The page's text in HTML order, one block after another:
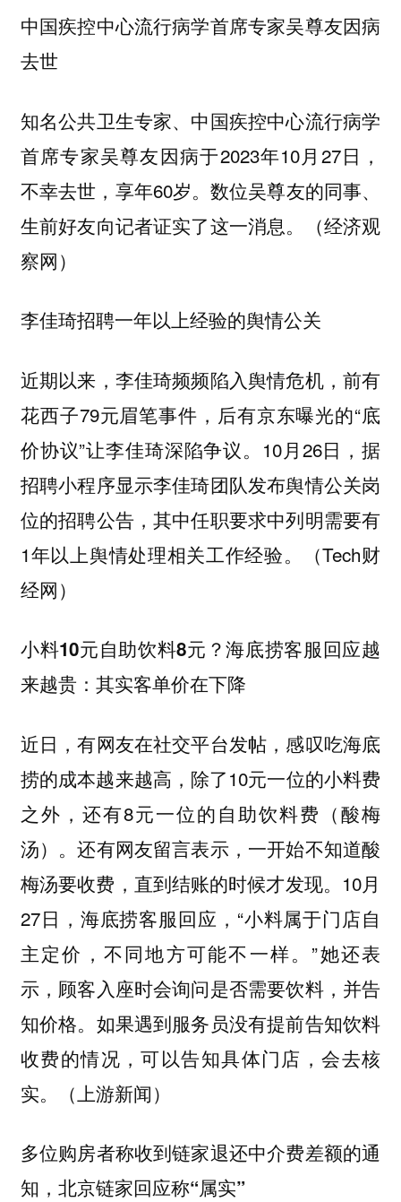
中国疾控中心流行病学首席专家吴尊友因病
去世
知名公共卫生专家、中国疾控中心流行病学
首席专家吴尊友因病于2023年10月27日，
不幸去世，享年60岁。数位吴尊友的同事、
生前好友向记者证实了这一消息。（经济观
察网）
李佳琦招聘一年以上经验的舆情公关
近期以来，李佳琦频频陷入舆情危机，前有
花西子79元眉笔事件，后有京东曝光的“底
价协议”让李佳琦深陷争议。10月26日，据
招聘小程序显示李佳琦团队发布舆情公关岗
位的招聘公告，其中任职要求中列明需要有
1年以上舆情处理相关工作经验。（Tech财
经网）
小料10元自助饮料8元？海底捞客服回应越
来越贵：其实客单价在下降
近日，有网友在社交平台发帖，感叹吃海底
捞的成本越来越高，除了10元一位的小料费
之外，还有8元一位的自助饮料费（酸梅
汤）。还有网友留言表示，一开始不知道酸
梅汤要收费，直到结账的时候才发现。10月
27日，海底捞客服回应，“小料属于门店自
主定价，不同地方可能不一样。”她还表
示，顾客入座时会询问是否需要饮料，并告
知价格。如果遇到服务员没有提前告知饮料
收费的情况，可以告知具体门店，会去核
实。（上游新闻）
多位购房者称收到链家退还中介费差额的通
知，北京链家回应称“属实”